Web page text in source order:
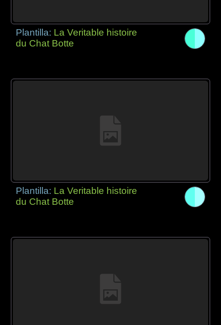
Plantilla: La Veritable histoire
du Chat Botte
Plantilla: La Veritable histoire
du Chat Botte